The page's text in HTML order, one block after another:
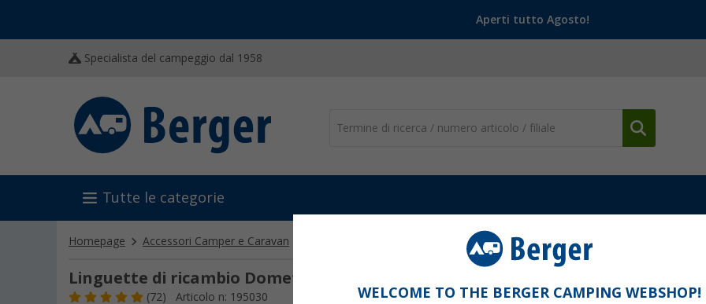
Aperti tutto Agosto!
Specialista del campeggio dal 1958
Tutte le categorie
Homepage Accessori Camper e Caravan Allestimento e Personalizzazione Tende e Oscuranti
Linguette di ricambio Dometic
(72) Articolo n: 195030 WELCOME TO THE BERGER CAMPING WEBSHOP!